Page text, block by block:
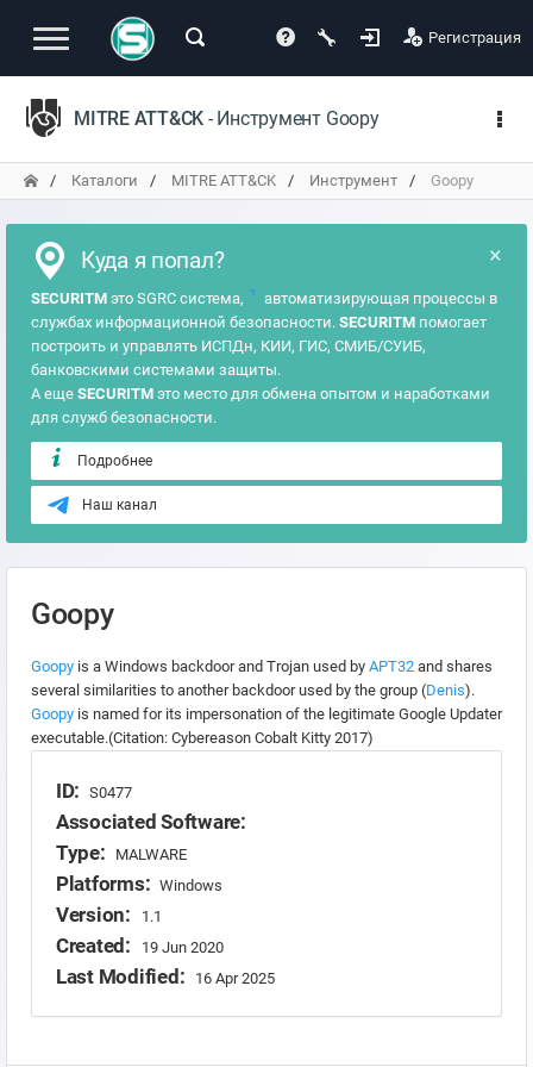
Регистрация
MITRE ATT&CK - Инструмент Goopy
Каталоги MITRE ATT&CK Инструмент Goopy
×
Куда я попал?
SECURITM это SGRC система, ?
автоматизирующая процессы в
службах информационной безопасности. SECURITM помогает
построить и управлять ИСПДн, КИИ, ГИС, СМИБ/СУИБ,
банковскими системами защиты.
А еще SECURITM это место для обмена опытом и наработками
для служб безопасности.
Подробнее
Наш канал
Goopy
Goopy is a Windows backdoor and Trojan used by APT32 and shares
several similarities to another backdoor used by the group (Denis).
Goopy is named for its impersonation of the legitimate Google Updater
executable.(Citation: Cybereason Cobalt Kitty 2017)
ID: S0477
Associated Software:
Type:
MALWARE
Platforms: Windows
Version: 1.1
Created: 19 Jun 2020
Last Modified: 16 Apr 2025